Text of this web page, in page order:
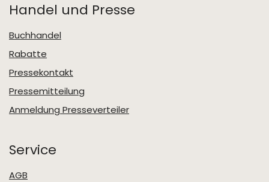
Handel und Presse
Buchhandel
Rabatte
Pressekontakt
Pressemitteilung
Anmeldung Presseverteiler
Service
AGB